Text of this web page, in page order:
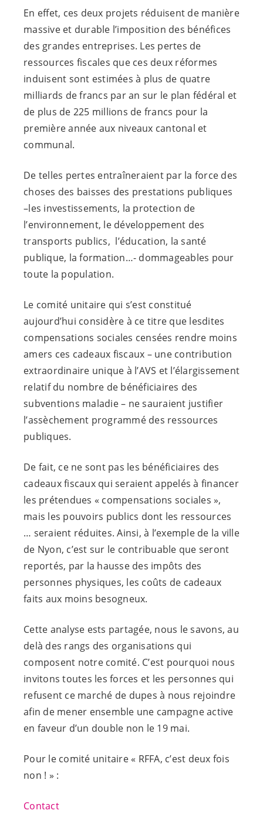
En effet, ces deux projets réduisent de manière
massive et durable l’imposition des bénéfices
des grandes entreprises. Les pertes de
ressources fiscales que ces deux réformes
induisent sont estimées à plus de quatre
milliards de francs par an sur le plan fédéral et
de plus de 225 millions de francs pour la
première année aux niveaux cantonal et
communal.
De telles pertes entraîneraient par la force des
choses des baisses des prestations publiques
–les investissements, la protection de
l’environnement, le développement des
transports publics, l’éducation, la santé
publique, la formation…- dommageables pour
toute la population.
Le comité unitaire qui s’est constitué
aujourd’hui considère à ce titre que lesdites
compensations sociales censées rendre moins
amers ces cadeaux fiscaux – une contribution
extraordinaire unique à l’AVS et l’élargissement
relatif du nombre de bénéficiaires des
subventions maladie – ne sauraient justifier
l’assèchement programmé des ressources
publiques.
De fait, ce ne sont pas les bénéficiaires des
cadeaux fiscaux qui seraient appelés à financer
les prétendues « compensations sociales »,
mais les pouvoirs publics dont les ressources
… seraient réduites. Ainsi, à l’exemple de la ville
de Nyon, c’est sur le contribuable que seront
reportés, par la hausse des impôts des
personnes physiques, les coûts de cadeaux
faits aux moins besogneux.
Cette analyse ests partagée, nous le savons, au
delà des rangs des organisations qui
composent notre comité. C’est pourquoi nous
invitons toutes les forces et les personnes qui
refusent ce marché de dupes à nous rejoindre
afin de mener ensemble une campagne active
en faveur d’un double non le 19 mai.
Pour le comité unitaire « RFFA, c’est deux fois
non ! » :
Contact